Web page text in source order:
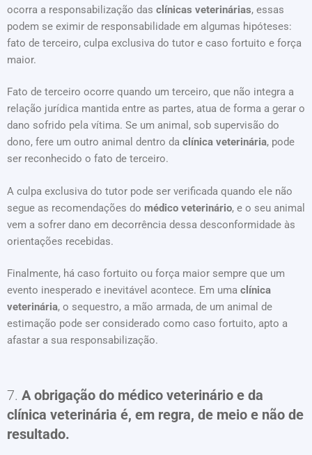
ocorra a responsabilização das clínicas veterinárias, essas
podem se eximir de responsabilidade em algumas hipóteses:
fato de terceiro, culpa exclusiva do tutor e caso fortuito e força
maior.
Fato de terceiro ocorre quando um terceiro, que não integra a
relação jurídica mantida entre as partes, atua de forma a gerar o
dano sofrido pela vítima. Se um animal, sob supervisão do
dono, fere um outro animal dentro da clínica veterinária, pode
ser reconhecido o fato de terceiro.
A culpa exclusiva do tutor pode ser verificada quando ele não
segue as recomendações do médico veterinário, e o seu animal
vem a sofrer dano em decorrência dessa desconformidade às
orientações recebidas.
Finalmente, há caso fortuito ou força maior sempre que um
evento inesperado e inevitável acontece. Em uma clínica
veterinária, o sequestro, a mão armada, de um animal de
estimação pode ser considerado como caso fortuito, apto a
afastar a sua responsabilização.
7. A obrigação do médico veterinário e da
clínica veterinária é, em regra, de meio e não de
resultado.